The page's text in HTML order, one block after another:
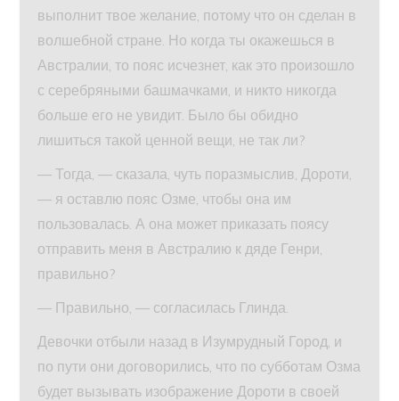
выполнит твое желание, потому что он сделан в
волшебной стране. Но когда ты окажешься в
Австралии, то пояс исчезнет, как это произошло
с серебряными башмачками, и никто никогда
больше его не увидит. Было бы обидно
лишиться такой ценной вещи, не так ли?
— Тогда, — сказала, чуть поразмыслив, Дороти,
— я оставлю пояс Озме, чтобы она им
пользовалась. А она может приказать поясу
отправить меня в Австралию к дяде Генри,
правильно?
— Правильно, — согласилась Глинда.
Девочки отбыли назад в Изумрудный Город, и
по пути они договорились, что по субботам Озма
будет вызывать изображение Дороти в своей